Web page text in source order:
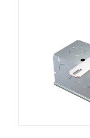
Nhà phân
Nhà sản
Cung cấp